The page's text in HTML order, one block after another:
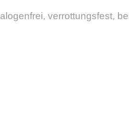
verrottungsfest,